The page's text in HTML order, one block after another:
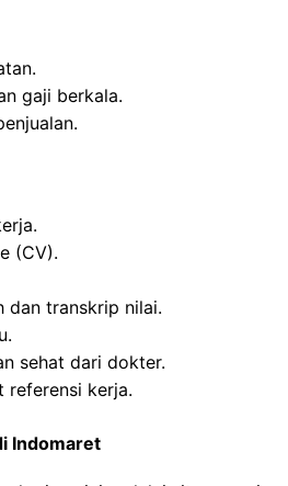
gaji berkala.
(CV).
dan transkrip nilai.
sehat dari dokter.
referensi kerja.
Indomaret